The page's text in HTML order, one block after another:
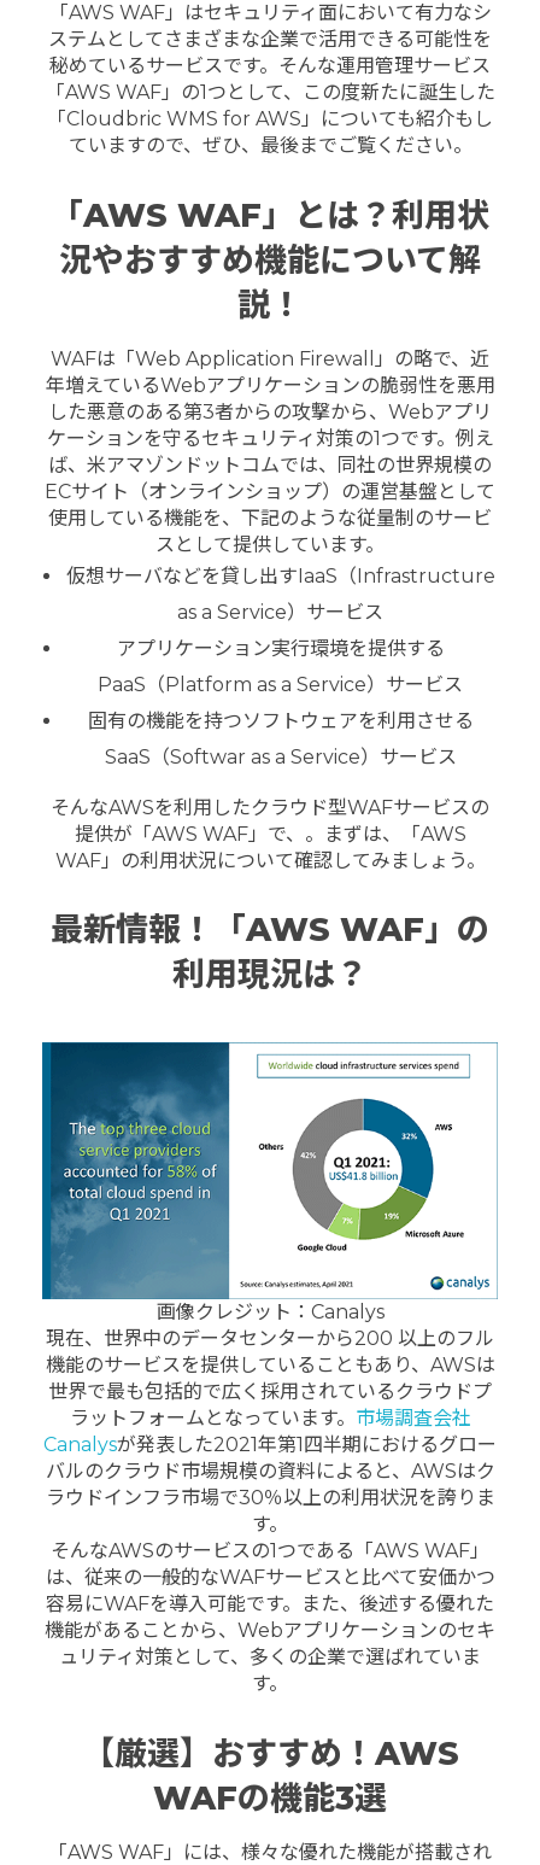
「AWS WAF」はセキュリティ面において有力なシ
ステムとしてさまざまな企業で活用できる可能性を
秘めているサービスです。
そんな運用管理サービス
「AWS WAF」の1つとして、この度新たに誕生した
「Cloudbric WMS for AWS」についても紹介もし
ていますので、ぜひ、最後までご覧ください。
「AWS WAF」とは？利用状
況やおすすめ機能について解
説！
WAFは「Web Application Firewall」の略で、近
年増えているWebアプリケーションの脆弱性を悪用
した悪意のある第3者からの攻撃から、Webアプリ
ケーションを守るセキュリティ対策の1つです。 例え
ば、米アマゾンドットコムでは、同社の世界規模の
ECサイト（オンラインショップ）の運営基盤として
使用している機能を、下記のような従量制のサービ
スとして提供しています。
仮想サーバなどを貸し出すIaaS（Infrastructure
as a Service）サービス
アプリケーション実行環境を提供する
PaaS（Platform as a Service）サービス
固有の機能を持つソフトウェアを利用させる
SaaS（Softwar as a Service）サービス
そんなAWSを利用したクラウド型WAFサービスの
提供が「AWS WAF」で、。まずは、「AWS
WAF」の利用状況について確認してみましょう。
最新情報！「AWS WAF」の
利用現況は？
画像クレジット：Canalys
現在、世界中のデータセンターから200 以上のフル
機能のサービスを提供していることもあり、AWSは
世界で最も包括的で広く採用されているクラウドプ
ラットフォームとなっています。 市場調査会社
Canalysが発表した2021年第1四半期におけるグロー
バルのクラウド市場規模の資料によると、 AWSはク
ラウドインフラ市場で30％以上の利用状況を誇りま
す。
そんなAWSのサービスの1つである「AWS WAF」
は、従来の一般的なWAFサービスと比べて安価かつ
容易にWAFを導入可能です。また、後述する優れた
機能があることから、Webアプリケーションのセキ
ュリティ対策として、多くの企業で選ばれていま
す。
【厳選】おすすめ！AWS
WAFの機能3選
「AWS WAF」には、様々な優れた機能が搭載され